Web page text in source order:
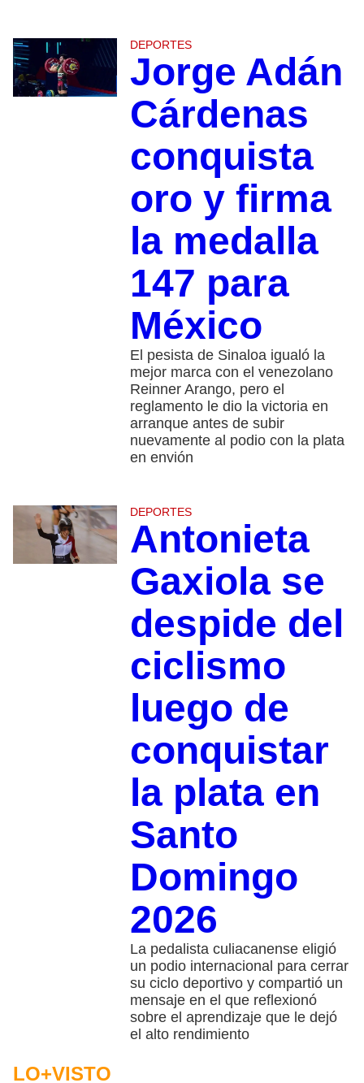
DEPORTES
Jorge Adán
Cárdenas
conquista
oro y firma
la medalla
147 para
México
El pesista de Sinaloa igualó la
mejor marca con el venezolano
Reinner Arango, pero el
reglamento le dio la victoria en
arranque antes de subir
nuevamente al podio con la plata
en envión
DEPORTES
Antonieta
Gaxiola se
despide del
ciclismo
luego de
conquistar
la plata en
Santo
Domingo
2026
La pedalista culiacanense eligió
un podio internacional para cerrar
su ciclo deportivo y compartió un
mensaje en el que reflexionó
sobre el aprendizaje que le dejó
el alto rendimiento
LO+VISTO